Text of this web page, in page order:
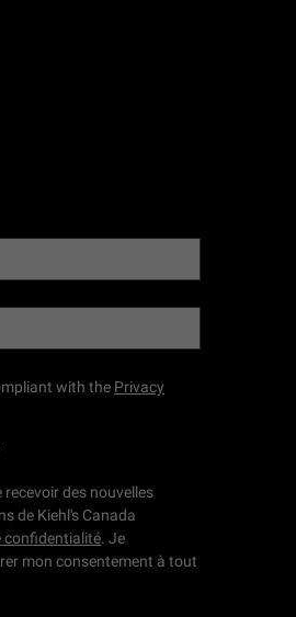
with the Privacy
des nouvelles
de Kiehl's Canada
confidentialité. Je
mon consentement à tout